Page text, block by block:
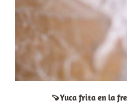
🍠Yuca frita en la